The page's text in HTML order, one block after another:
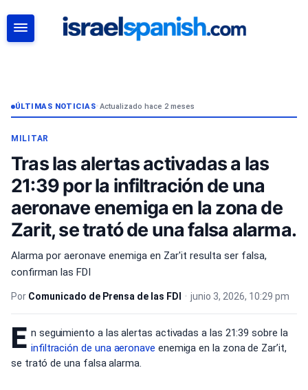
ÚLTIMAS NOTICIAS• Actualizado hace 2 meses
MILITAR
Tras las alertas activadas a las
21:39 por la infiltración de una
aeronave enemiga en la zona de
Zarit, se trató de una falsa alarma.
Alarma por aeronave enemiga en Zar'it resulta ser falsa,
confirman las FDI
Por Comunicado de Prensa de las FDI • junio 3, 2026, 10:29 pm
E n seguimiento a las alertas activadas a las 21:39 sobre la
infiltración de una aeronave enemiga en la zona de Zar’it,
se trató de una falsa alarma.